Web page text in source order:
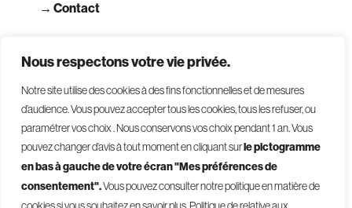
Nous respectons votre vie privée.
Notre site utilise des cookies à des fins fonctionnelles et de mesures
d’audience. Vous pouvez accepter tous les cookies, tous les refuser, ou
paramétrer vos choix . Nous conservons vos choix pendant 1 an.Vous
pouvez changer d’avis à tout moment en cliquant surle pictogramme
en bas à gauche de votre écran "Mes préférences de
consentement".Vous pouvez consulter notre politique en matière de
→ Contact
© 2026 - Givelet